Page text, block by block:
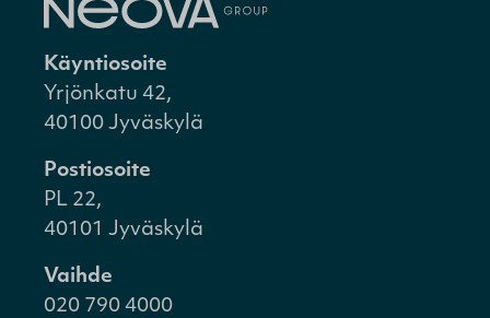
Käyntiosoite
Yrjönkatu 42,
40100 Jyväskylä
Postiosoite
PL 22,
40101 Jyväskylä
Vaihde
020 790 4000